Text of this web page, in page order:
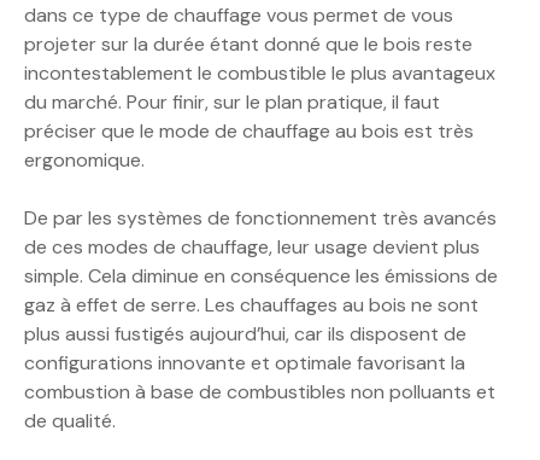
dans ce type de chauffage vous permet de vous
projeter sur la durée étant donné que le bois reste
incontestablement le combustible le plus avantageux
du marché. Pour finir, sur le plan pratique, il faut
préciser que le mode de chauffage au bois est très
ergonomique.
De par les systèmes de fonctionnement très avancés
de ces modes de chauffage, leur usage devient plus
simple. Cela diminue en conséquence les émissions de
gaz à effet de serre. Les chauffages au bois ne sont
plus aussi fustigés aujourd’hui, car ils disposent de
configurations innovante et optimale favorisant la
combustion à base de combustibles non polluants et
de qualité.